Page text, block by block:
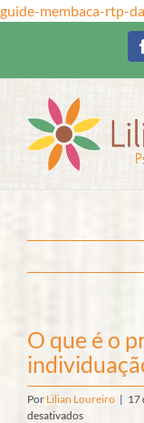
guide-membaca-rtp-
O que é o
Por Lilian Loureiro | 17
desativadosem